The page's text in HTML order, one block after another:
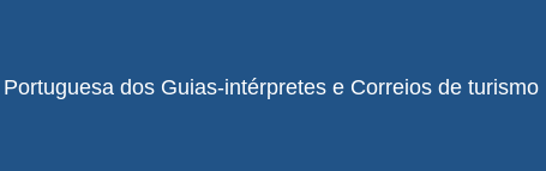
dos Guias-intérpretes e Correios de turismo